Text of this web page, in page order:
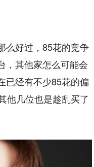
么好过，85花的竞争
，其他家怎么可能会
已经有不少85花的偏
他几位也是趁乱买了